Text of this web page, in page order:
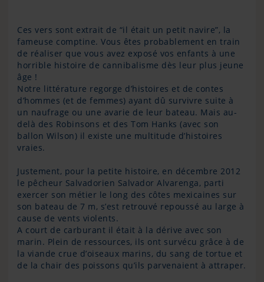
Ces vers sont extrait de “il était un petit navire”, la
fameuse comptine. Vous êtes probablement en train
de réaliser que vous avez exposé vos enfants à une
horrible histoire de cannibalisme dès leur plus jeune
âge !
Notre littérature regorge d’histoires et de contes
d’hommes (et de femmes) ayant dû survivre suite à
un naufrage ou une avarie de leur bateau. Mais au-
delà des Robinsons et des Tom Hanks (avec son
ballon Wilson) il existe une multitude d’histoires
vraies.
Justement, pour la petite histoire, en décembre 2012
le pêcheur Salvadorien Salvador Alvarenga, parti
exercer son métier le long des côtes mexicaines sur
son bateau de 7 m, s’est retrouvé repoussé au large à
cause de vents violents.
A court de carburant il était à la dérive avec son
marin. Plein de ressources, ils ont survécu grâce à de
la viande crue d’oiseaux marins, du sang de tortue et
de la chair des poissons qu’ils parvenaient à attraper.